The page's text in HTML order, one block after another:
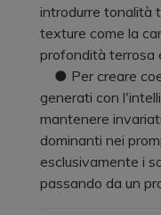
introdurre tonalità
texture come la
profondità terrosa
● Per creare
generati con
mantenere
dominanti nei
esclusivamente i
passando da un